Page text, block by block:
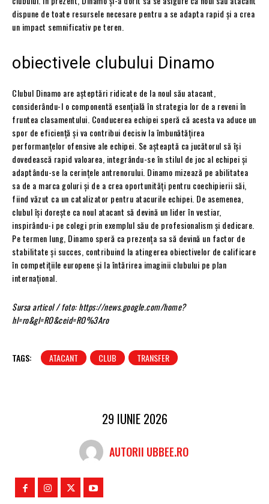
dispune de toate resursele necesare pentru a se adapta rapid și a crea
un impact semnificativ pe teren.
obiectivele clubului Dinamo
Clubul Dinamo are așteptări ridicate de la noul său atacant,
considerându-l o componentă esențială în strategia lor de a reveni în
fruntea clasamentului. Conducerea echipei speră că acesta va aduce un
spor de eficiență și va contribui decisiv la îmbunătățirea
performanțelor ofensive ale echipei. Se așteaptă ca jucătorul să își
dovedească rapid valoarea, integrându-se în stilul de joc al echipei și
adaptându-se la cerințele antrenorului. Dinamo mizează pe abilitatea
sa de a marca goluri și de a crea oportunități pentru coechipierii săi,
fiind văzut ca un catalizator pentru atacurile echipei. De asemenea,
clubul își dorește ca noul atacant să devină un lider în vestiar,
inspirându-i pe colegi prin exemplul său de profesionalism și dedicare.
Pe termen lung, Dinamo speră ca prezența sa să devină un factor de
stabilitate și succes, contribuind la atingerea obiectivelor de calificare
în competițiile europene și la întărirea imaginii clubului pe plan
internațional.
Sursa articol / foto: https://news.google.com/home?
hl=ro&gl=RO&ceid=RO%3Aro
TAGS: ATACANT CLUB TRANSFER
29 IUNIE 2026
AUTORII UBBEE.RO